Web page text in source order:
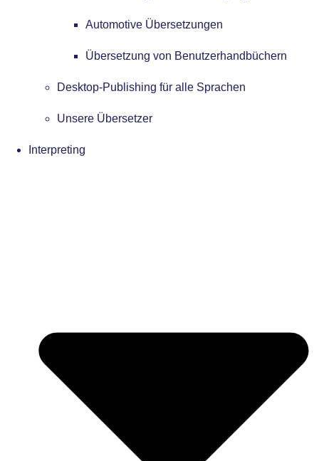
Automotive Übersetzungen
Übersetzung von Benutzerhandbüchern
Desktop-Publishing für alle Sprachen
Unsere Übersetzer
Interpreting